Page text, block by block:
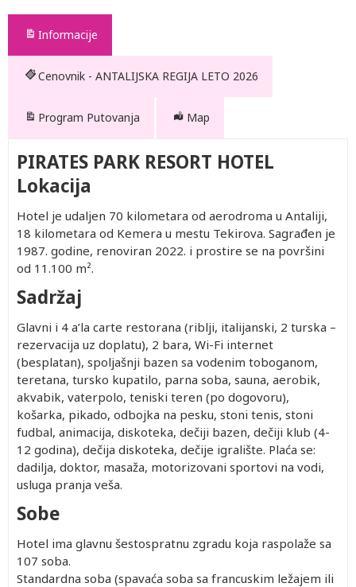
Informacije
Cenovnik - ANTALIJSKA REGIJA LETO 2026
Program Putovanja Map
PIRATES PARK RESORT HOTEL
Lokacija
Hotel je udaljen 70 kilometara od aerodroma u Antaliji,
18 kilometara od Kemera u mestu Tekirova. Sagrađen je
1987. godine, renoviran 2022. i prostire se na površini
od 11.100 m².
Sadržaj
Glavni i 4 a’la carte restorana (riblji, italijanski, 2 turska –
rezervacija uz doplatu), 2 bara, Wi-Fi internet
(besplatan), spoljašnji bazen sa vodenim toboganom,
teretana, tursko kupatilo, parna soba, sauna, aerobik,
akvabik, vaterpolo, teniski teren (po dogovoru),
košarka, pikado, odbojka na pesku, stoni tenis, stoni
fudbal, animacija, diskoteka, dečiji bazen, dečiji klub (4-
12 godina), dečija diskoteka, dečije igralište. Plaća se:
dadilja, doktor, masaža, motorizovani sportovi na vodi,
usluga pranja veša.
Sobe
Hotel ima glavnu šestospratnu zgradu koja raspolaže sa
107 soba.
Standardna soba (spavaća soba sa francuskim ležajem ili